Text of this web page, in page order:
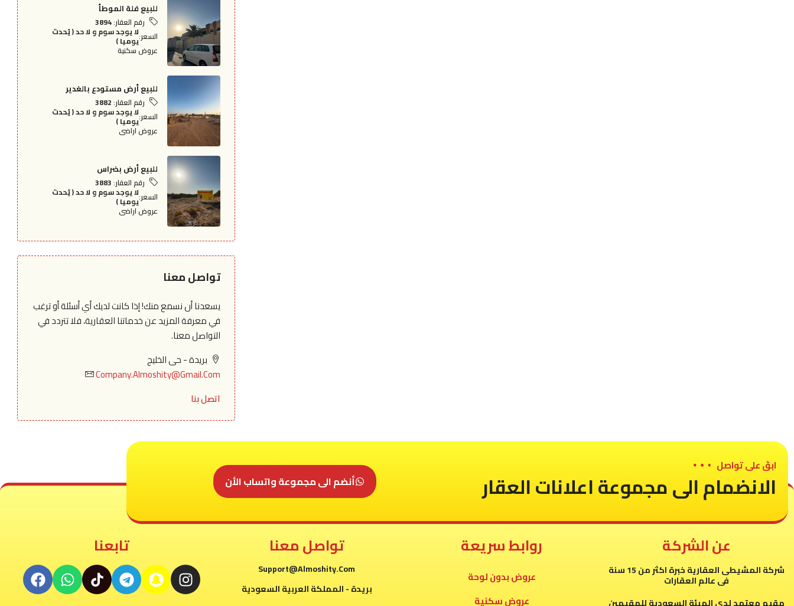
للبيع فلة الموطأ
رقم العقار:3894
السعر:لا يوجد سوم و لا حد ( يُحدث
يوميا )
عروض سكنية
للبيع أرض مستودع بالغدير
رقم العقار:3882
السعر:لا يوجد سوم و لا حد ( يُحدث
يوميا )
عروض اراضى
للبيع أرض بضراس
رقم العقار:3883
السعر:لا يوجد سوم و لا حد ( يُحدث
يوميا )
عروض اراضى
تواصل معنا
يسعدنا أن نسمع منك! إذا كانت لديك أي أسئلة أو ترغب
في معرفة المزيد عن خدماتنا العقارية، فلا تتردد في
التواصل معنا.
بريدة - حى الخليج
Company.Almoshity@Gmail.Com
اتصل بنا
ابقَ على تواصل
الانضمام الى مجموعة اعلانات العقار أنضم الى مجموعة واتساب الأن
عن الشركة
شركة المشيطى العقارية خبرة اكثر من 15 سنة
فى عالم العقارات
روابط سريعة
عروض بدون لوحة
عروض سكنية
تواصل معنا
Support@Almoshity.Com
بريدة - المملكة العربية السعودية
تابعنا